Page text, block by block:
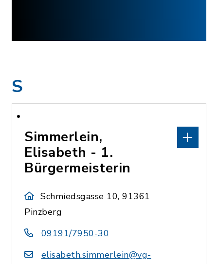
S
Simmerlein,
Elisabeth - 1.
Bürgermeisterin
Schmiedsgasse 10, 91361
Pinzberg
09191/7950-30
elisabeth.simmerlein@vg-